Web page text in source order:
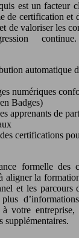
est un facteur
de certification et
de valoriser les
automatique
numériques
Badges)
apprenants de
certifications
formelle des
aligner la
et les parcours
votre entreprise,
supplémentaires.